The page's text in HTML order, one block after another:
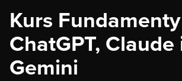
Kurs
ChatGPT, Claude
Gemini